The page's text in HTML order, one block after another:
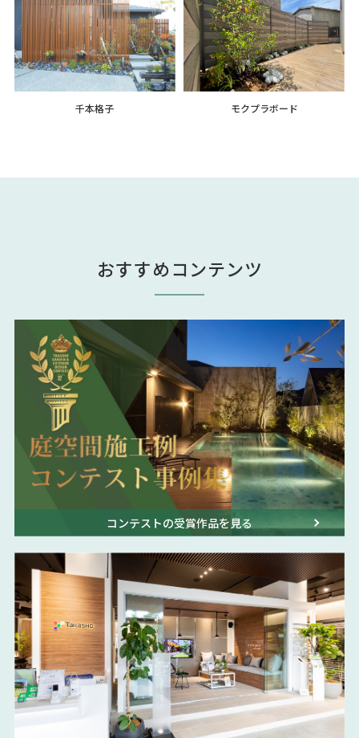
千本格子 モクプラボード
おすすめコンテンツ
コンテストの受賞作品を見る